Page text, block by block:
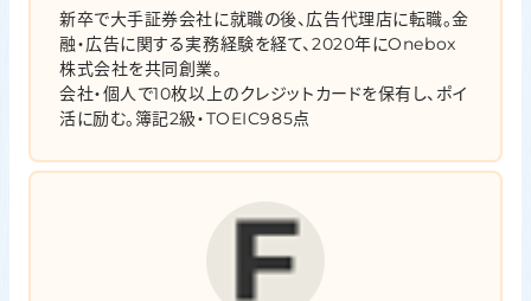
新卒で大手証券会社に就職の後、広告代理店に転職。金
融・広告に関する実務経験を経て、2020年にOnebox
株式会社を共同創業。
会社・個人で10枚以上のクレジットカードを保有し、ポイ
活に励む。簿記2級・TOEIC985点